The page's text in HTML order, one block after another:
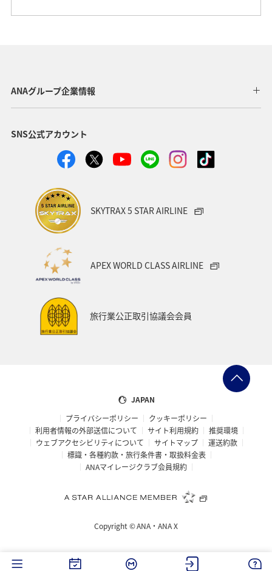
対象商品
ANAトラベラーズ ホテル（照会番号が数字11桁の場
ANAトラベラーズ レンタカー（事前支払いの場合）
ANAトラベラーズアクティビティ（予約番号がAC＋
数字9桁の場合）
ANAトラベラーズ レンタカーの現地支払いのご予約
は、各レンタカー会社へご確認ください。
領収書発行
「領収書発行（予約検索へ進む）」より、お手続きい
ただけます。
ANAマイレージクラブ会員以外の方は、出発日・照
会番号・代表者様の名前より、予約を検索くださ
お客様毎に領収書を発行したい場合は、「領収書発
行」ボタンより確認・発行いただけます。（但しお
支払い方法が2種類以上の場合やクーポンを利用し
た場合はお客様毎の発行ができません）
力ください（同行者や代理予約者の名前では検索が
ANAグループ企業情報
SNS公式アカウント
SKYTRAX 5 STAR AIRLINE
APEX WORLD CLASS AIRLINE
旅行業公正取引協議会会員
JAPAN
プライバシーポリシー
クッキーポリシー
利用者情報の外部送信について
サイト利用規約
推奨環境
ウェブアクセシビリティについて
サイトマップ
運送約款
標識・各種約款・旅行条件書・取扱料金表
ANAマイレージクラブ会員規約
Copyright ©ANA・ANA X